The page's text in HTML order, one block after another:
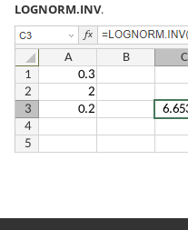
LOGNORM.INV.